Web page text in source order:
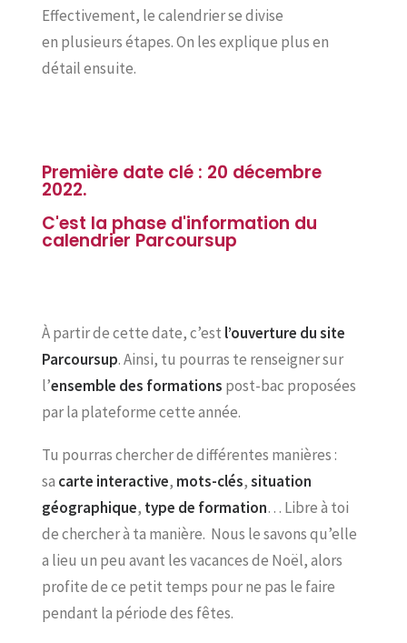
Effectivement, le calendrier se divise
en plusieurs étapes. On les explique plus en
détail ensuite.
Première date clé : 20 décembre
2022.
C'est la phase d'information du
calendrier Parcoursup
À partir de cette date, c’est l’ouverture du site
Parcoursup. Ainsi, tu pourras te renseigner sur
l’ensemble des formations post-bac proposées
par la plateforme cette année.
Tu pourras chercher de différentes manières :
sa carte interactive, mots-clés,situation
géographique, type de formation… Libre à toi
de chercher à ta manière. Nous le savons qu’elle
a lieu un peu avant les vacances de Noël, alors
profite de ce petit temps pour ne pas le faire
pendant la période des fêtes.